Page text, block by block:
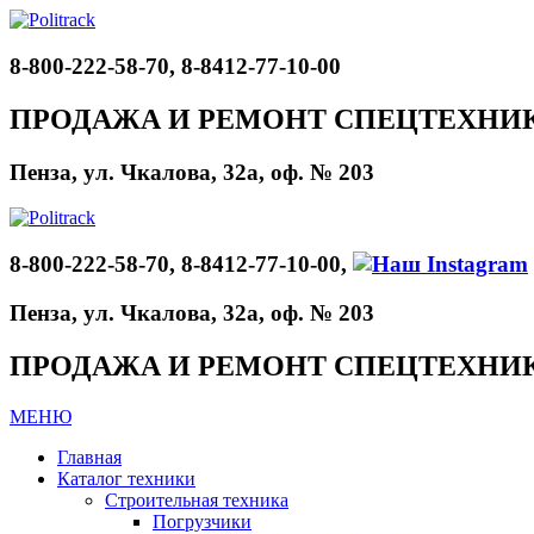
8-800-222-58-70, 8-8412-77-10-00
ПРОДАЖА И РЕМОНТ
Пенза, ул. Чкалова, 32а, оф. № 203
8-800-222-58-70, 8-8412-77-10-00,
Пенза, ул. Чкалова, 32а, оф. № 203
ПРОДАЖА И РЕМОНТ
МЕНЮ
Главная
Каталог техники
Строительная техника
Погрузчики